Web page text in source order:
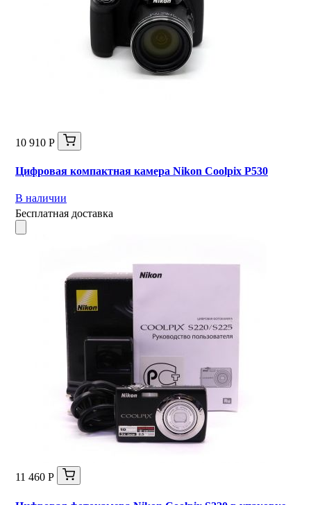
10 910 Р
Цифровая компактная камера Nikon Coolpix P530
В наличии
Бесплатная доставка
11 460 Р